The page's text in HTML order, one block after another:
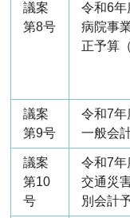
議案
第8号
令和6年
病院事
正予算
議案
第9号
令和7年
一般会
議案
第10
号
令和7年
交通災
別会計